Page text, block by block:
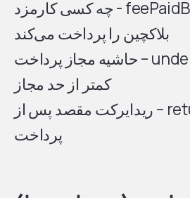
feePaidByPayer - چه کسی کارمزد
بلاکچین را پرداخت می‌کند
underPaidCover – حاشیه مجاز پرداخت
کمتر از حد مجاز
returnUrl – ریدایرکت مقصد پس از
پرداخت